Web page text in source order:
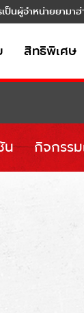
ป็นผู้จำหน่ายยามาฮ่
สิทธิพิเศษ
น กิจกรร